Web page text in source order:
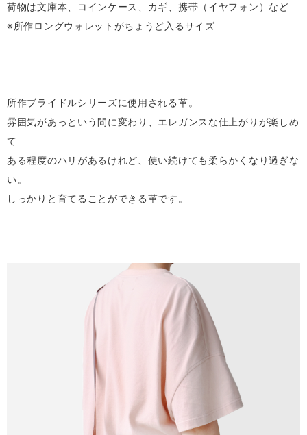
荷物は文庫本、コインケース、カギ、携帯（イヤフォン）など
※所作ロングウォレットがちょうど入るサイズ
所作ブライドルシリーズに使用される革。
雰囲気があっという間に変わり、エレガンスな仕上がりが楽しめ
て
ある程度のハリがあるけれど、使い続けても柔らかくなり過ぎな
い。
しっかりと育てることができる革です。